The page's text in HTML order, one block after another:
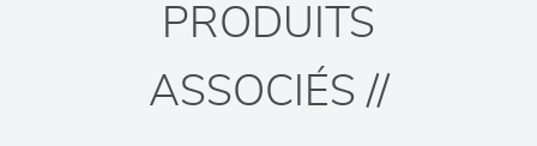
PRODUITS
ASSOCIÉS //